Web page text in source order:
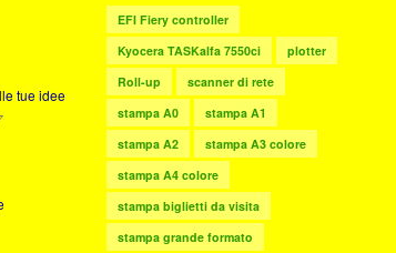
tue idee
EFI Fiery controller
Kyocera TASKalfa 7550ci
plotter
Roll-up
scanner di rete
stampa A0
stampa A1
stampa A2
stampa A3 colore
stampa A4 colore
stampa biglietti da visita
stampa grande formato